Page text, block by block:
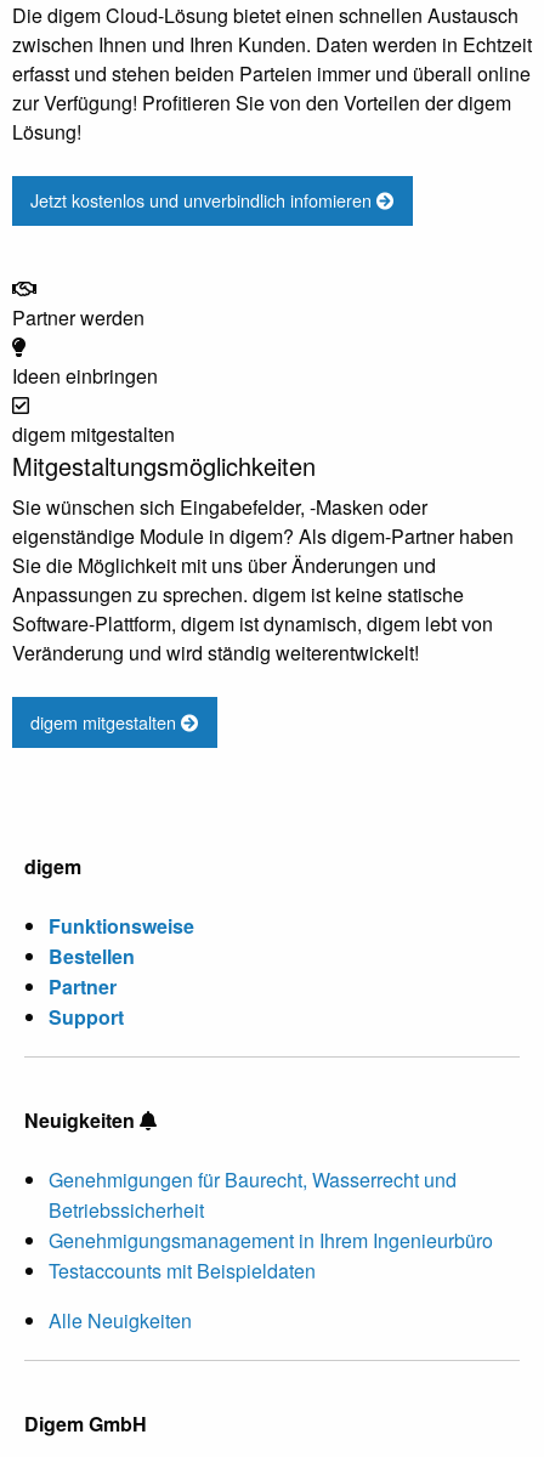
Die digem Cloud-Lösung bietet einen schnellen Austausch
zwischen Ihnen und Ihren Kunden. Daten werden in Echtzeit
erfasst und stehen beiden Parteien immer und überall online
zur Verfügung! Profitieren Sie von den Vorteilen der digem
Lösung!
Jetzt kostenlos und unverbindlich infomieren
Partner werden
Ideen einbringen
digem mitgestalten
Mitgestaltungsmöglichkeiten
Sie wünschen sich Eingabefelder, -Masken oder
eigenständige Module in digem? Als digem-Partner haben
Sie die Möglichkeit mit uns über Änderungen und
Anpassungen zu sprechen. digem ist keine statische
Software-Plattform, digem ist dynamisch, digem lebt von
Veränderung und wird ständig weiterentwickelt!
digem mitgestalten
digem
Funktionsweise
Bestellen
Partner
Support
Neuigkeiten
Genehmigungen für Baurecht, Wasserrecht und
Betriebssicherheit
Genehmigungsmanagement in Ihrem Ingenieurbüro
Testaccounts mit Beispieldaten
Alle Neuigkeiten
Digem GmbH